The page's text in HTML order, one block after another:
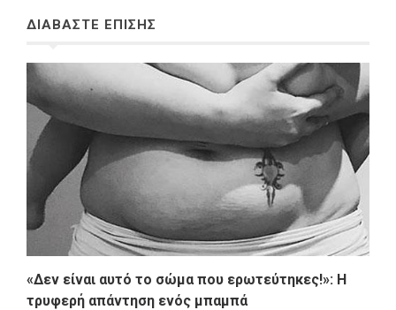
ΔΙΑΒΑΣΤΕ ΕΠΙΣΗΣ
«Δεν είναι αυτό το σώμα που ερωτεύτηκες!»: Η
τρυφερή απάντηση ενός μπαμπά